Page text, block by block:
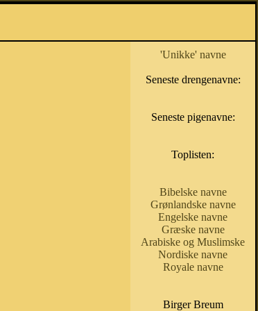
'Unikke' navne
Seneste drengenavne:
Seneste pigenavne:
Toplisten:
Bibelske navne
Grønlandske navne
Engelske navne
Græske navne
Arabiske og Muslimske
Nordiske navne
Royale navne
Birger Breum